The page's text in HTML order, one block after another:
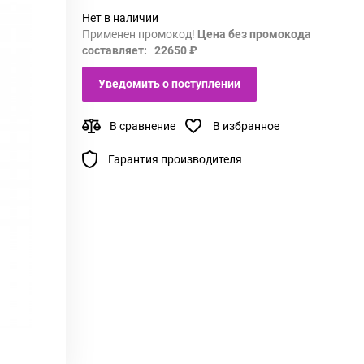
Нет в наличии
Применен промокод! Цена без промокода
составляет: 22650 ₽
Уведомить о поступлении
В сравнение В избранное
Гарантия производителя